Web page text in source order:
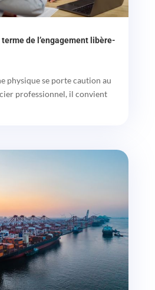
de l’engagement libère-
physique se porte caution au
professionnel, il convient